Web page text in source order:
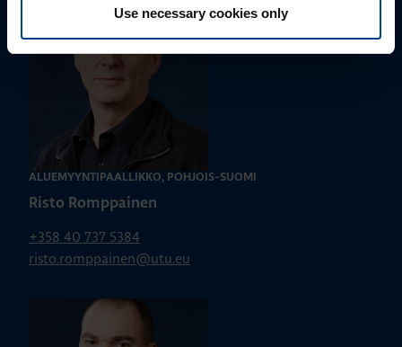
Use necessary cookies only
ALUEMYYNTIPÄÄLLIKKÖ, POHJOIS-SUOMI
Risto Romppainen
+358 40 737 5384
risto.romppainen@utu.eu